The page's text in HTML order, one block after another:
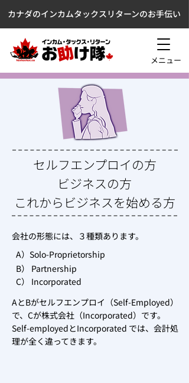
メニュー
カナダのインカムタックスリターンのお手伝い
セルフエンプロイの方
ビジネスの方
これからビジネスを始める方
会社の形態には、３種類あります。
A）Solo-Proprietorship
B） Partnership
C） Incorporated
AとBがセルフエンプロイ（Self-Employed）
で、Cが株式会社（Incorporated）です。
Self-employedとIncorporated では、会計処
理が全く違ってきます。